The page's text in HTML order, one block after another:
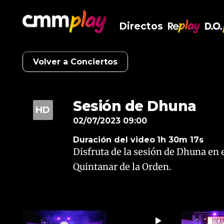
Directos
Volver a Conciertos
Sesión de Dhuna
02/07/2023 09:00
Duración del video 1h 30m 17s
Disfruta de la sesión de Dhuna en
Quintanar de la Orden.